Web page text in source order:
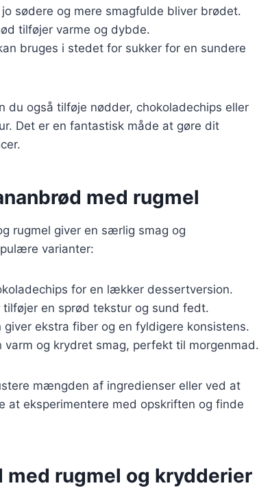
sødere og mere smagfulde bliver brødet.
tilføjer varme og dybde.
bruges i stedet for sukker for en sundere
også tilføje nødder, chokoladechips eller
Det er en fantastisk måde at gøre dit
med rugmel
rugmel giver en særlig smag og
varianter:
for en lækker dessertversion.
tilføjer en sprød tekstur og sund fedt.
giver ekstra fiber og en fyldigere konsistens.
varm og krydret smag, perfekt til morgenmad.
mængden af ingredienser eller ved at
at eksperimentere med opskriften og finde
med rugmel og krydderier